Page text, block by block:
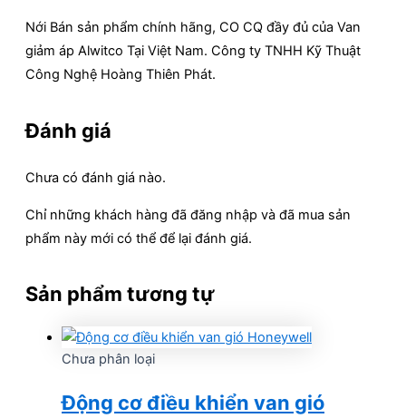
Nới Bán sản phẩm chính hãng, CO CQ đầy đủ của Van
giảm áp Alwitco Tại Việt Nam. Công ty TNHH Kỹ Thuật
Công Nghệ Hoàng Thiên Phát.
Đánh giá
Chưa có đánh giá nào.
Chỉ những khách hàng đã đăng nhập và đã mua sản
phẩm này mới có thể để lại đánh giá.
Sản phẩm tương tự
Chưa phân loại
Động cơ điều khiển van gió